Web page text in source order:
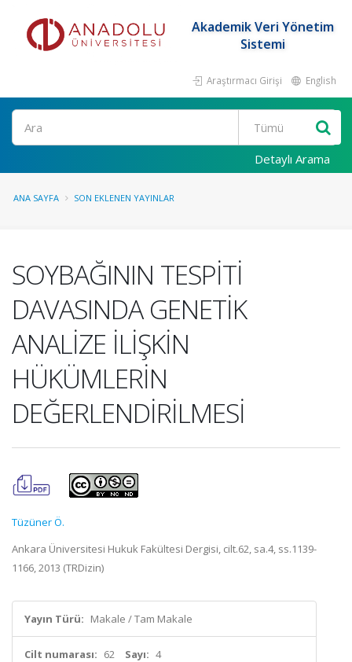
Akademik Veri Yönetim
Sistemi
Araştırmacı Girişi English
Ara
Detaylı Arama
ANA SAYFA SON EKLENEN YAYINLAR
SOYBAĞININ TESPİTİ
DAVASINDA GENETİK
ANALİZE İLİŞKİN
HÜKÜMLERİN
DEĞERLENDİRİLMESİ
Tüzüner Ö.
Ankara Üniversitesi Hukuk Fakültesi Dergisi, cilt.62, sa.4, ss.1139-
1166, 2013 (TRDizin)
Yayın Türü: Makale / Tam Makale
Cilt numarası: 62 Sayı: 4